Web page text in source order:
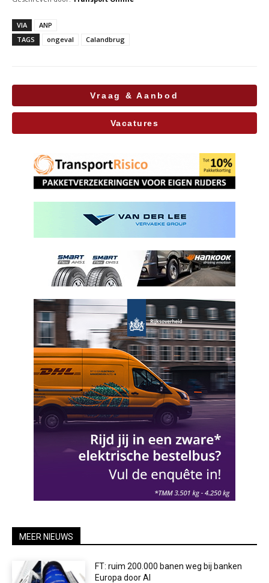
VIA
ANP
TAGS
ongeval Calandbrug
Vraag & Aanbod
Vacatures
MEER NIEUWS
FT: ruim 200.000 banen weg bij banken
Europa door AI